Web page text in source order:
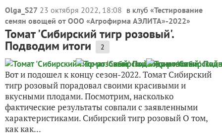
Olga_S27 23 октября 2022, 18:08 в клуб «Тестирование
семян овощей от ООО «Агрофирма АЭЛИТА»-2022»
Томат 'Сибирский тигр розовый'.
Подводим итоги 2
Вот и подошел к концу сезон-2022. Томат Сибирский
тигр розовый порадовал своими красивыми и
вкусными плодами. Посмотрим, насколько
фактические результаты совпали с заявленными
характеристиками. Сибирский тигр розовый О том,
как как...